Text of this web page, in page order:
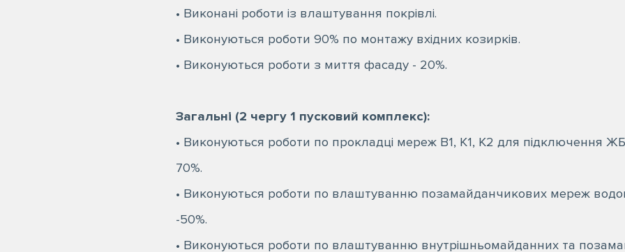
• Виконані роботи із влаштування покрівлі.
• Виконуються роботи 90% по монтажу вхідних козирків.
• Виконуються роботи з миття фасаду - 20%.
Загальні (2 чергу 1 пусковий комплекс):
• Виконуються роботи по прокладці мереж В1, К1, К2 для підключення
70%.
• Виконуються роботи по влаштуванню позамайданчикових мереж
-50%.
• Виконуються роботи по влаштуванню внутрішньомайданних та